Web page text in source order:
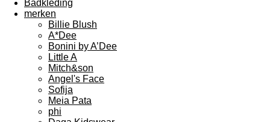
Badkleding
merken
Billie Blush
A*Dee
Bonini by A’Dee
Little A
Mitch&son
Angel's Face
Sofija
Meia Pata
phi